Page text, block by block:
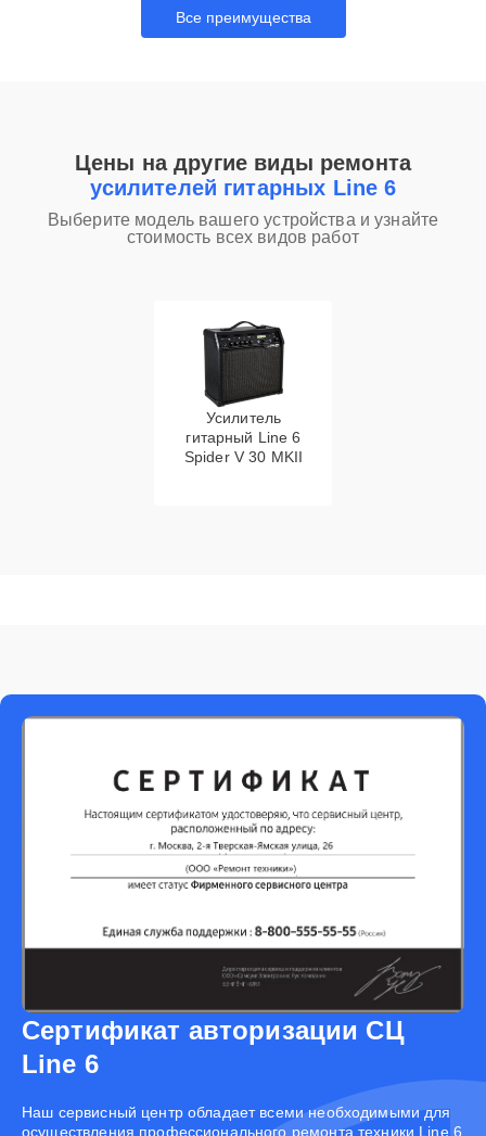
Все преимущества
Цены на другие виды ремонта
усилителей гитарных Line 6
Выберите модель вашего устройства и узнайте
стоимость всех видов работ
Усилитель
гитарный Line 6
Spider V 30 MKII
Сертификат авторизации СЦ
Line 6
Наш сервисный центр обладает всеми необходимыми для
осуществления профессионального ремонта техники Line 6